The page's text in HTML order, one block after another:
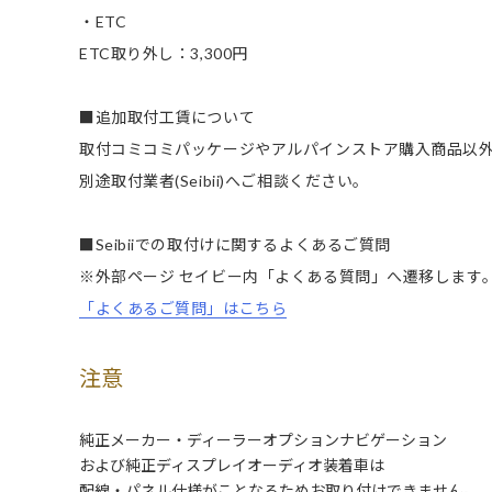
・ETC
ETC取り外し：3,300円
■追加取付工賃について
取付コミコミパッケージやアルパインストア購入商品以
別途取付業者(Seibii)へご相談ください。
■Seibiiでの取付けに関するよくあるご質問
※外部ページ セイビー内「よくある質問」へ遷移します。
「よくあるご質問」はこちら
注意
純正メーカー・ディーラーオプションナビゲーション
および純正ディスプレイオーディオ装着車は